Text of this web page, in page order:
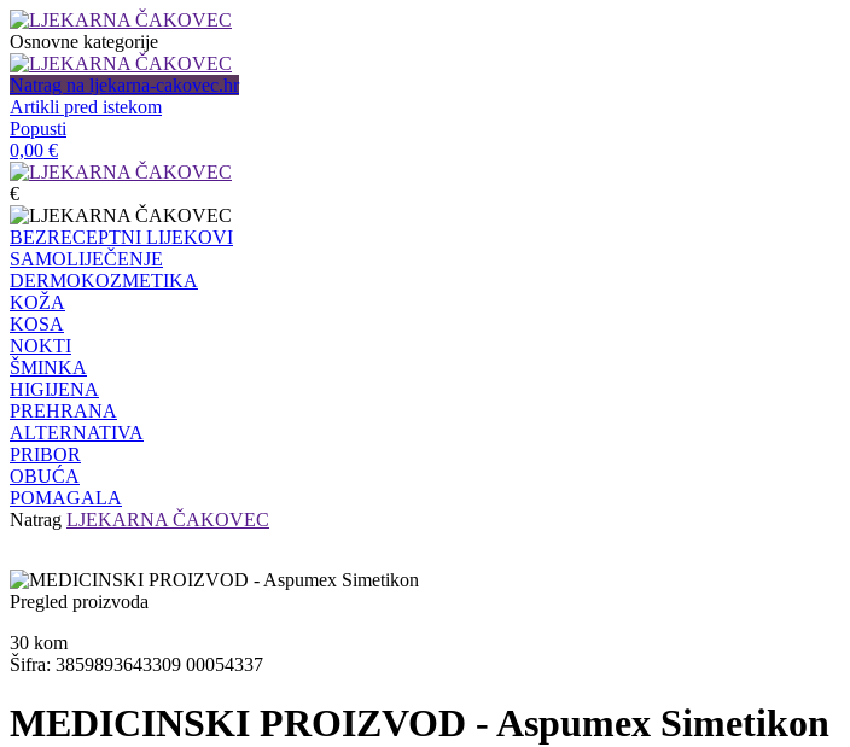
Osnovne kategorije
Natrag na ljekarna-cakovec.hr
Artikli pred istekom
Popusti
0,00 €
€
BEZRECEPTNI LIJEKOVI
SAMOLIJEČENJE
DERMOKOZMETIKA
KOŽA
KOSA
NOKTI
ŠMINKA
HIGIJENA
PREHRANA
ALTERNATIVA
PRIBOR
OBUĆA
POMAGALA
Natrag LJEKARNA ČAKOVEC
Pregled proizvoda
30 kom
Šifra: 3859893643309 00054337
MEDICINSKI PROIZVOD - Aspumex Simetikon